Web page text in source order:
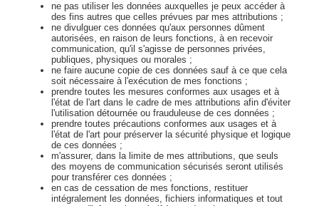
ne pas utiliser les données auxquelles je peux accéder à
des fins autres que celles prévues par mes attributions ;
ne divulguer ces données qu'aux personnes dûment
autorisées, en raison de leurs fonctions, à en recevoir
communication, qu'il s'agisse de personnes privées,
publiques, physiques ou morales ;
ne faire aucune copie de ces données sauf à ce que cela
soit nécessaire à l'exécution de mes fonctions ;
prendre toutes les mesures conformes aux usages et à
l'état de l'art dans le cadre de mes attributions afin d'éviter
l'utilisation détournée ou frauduleuse de ces données ;
prendre toutes précautions conformes aux usages et à
l'état de l'art pour préserver la sécurité physique et logique
de ces données ;
m'assurer, dans la limite de mes attributions, que seuls
des moyens de communication sécurisés seront utilisés
pour transférer ces données ;
en cas de cessation de mes fonctions, restituer
intégralement les données, fichiers informatiques et tout